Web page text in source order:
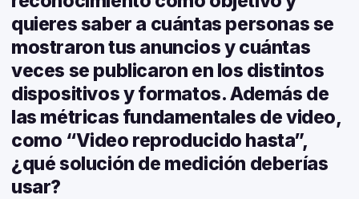
quieres saber a cuántas personas se
mostraron tus anuncios y cuántas
veces se publicaron en los distintos
dispositivos y formatos. Además de
las métricas fundamentales de video,
como “Video reproducido hasta”,
¿qué solución de medición deberías
usar?